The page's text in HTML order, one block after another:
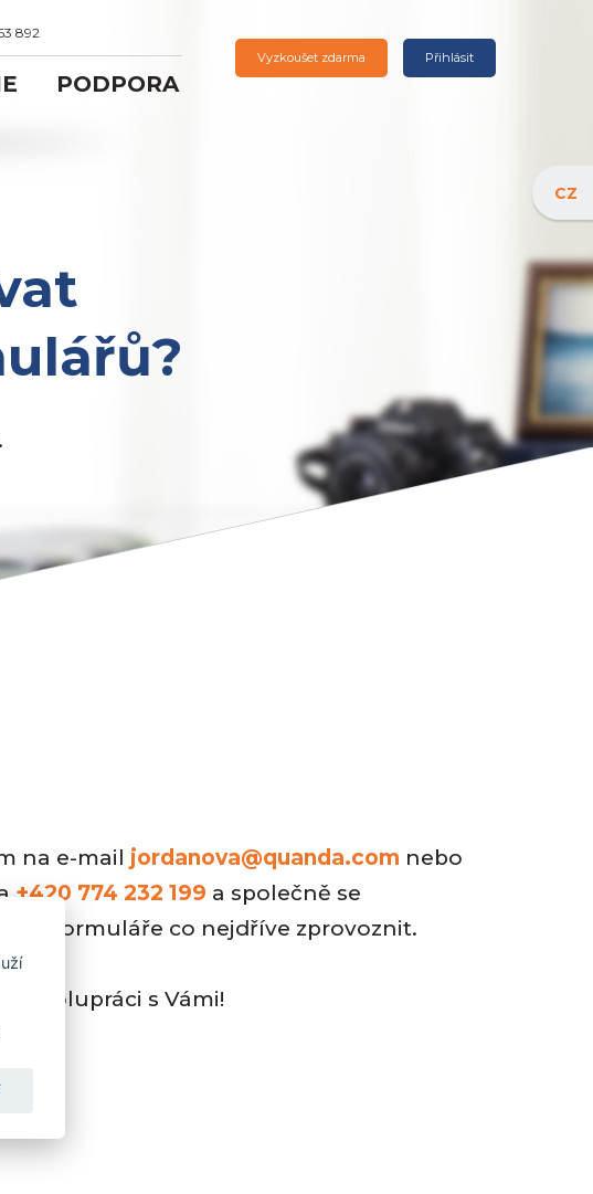
PODPORA
892
CZ
Vyzkoušet zdarma Přihlásit
na e-mail jordanova@quanda.com nebo
+420 774 232 199 a společně se
jak formuláře co nejdříve zprovoznit.
spolupráci s Vámi!